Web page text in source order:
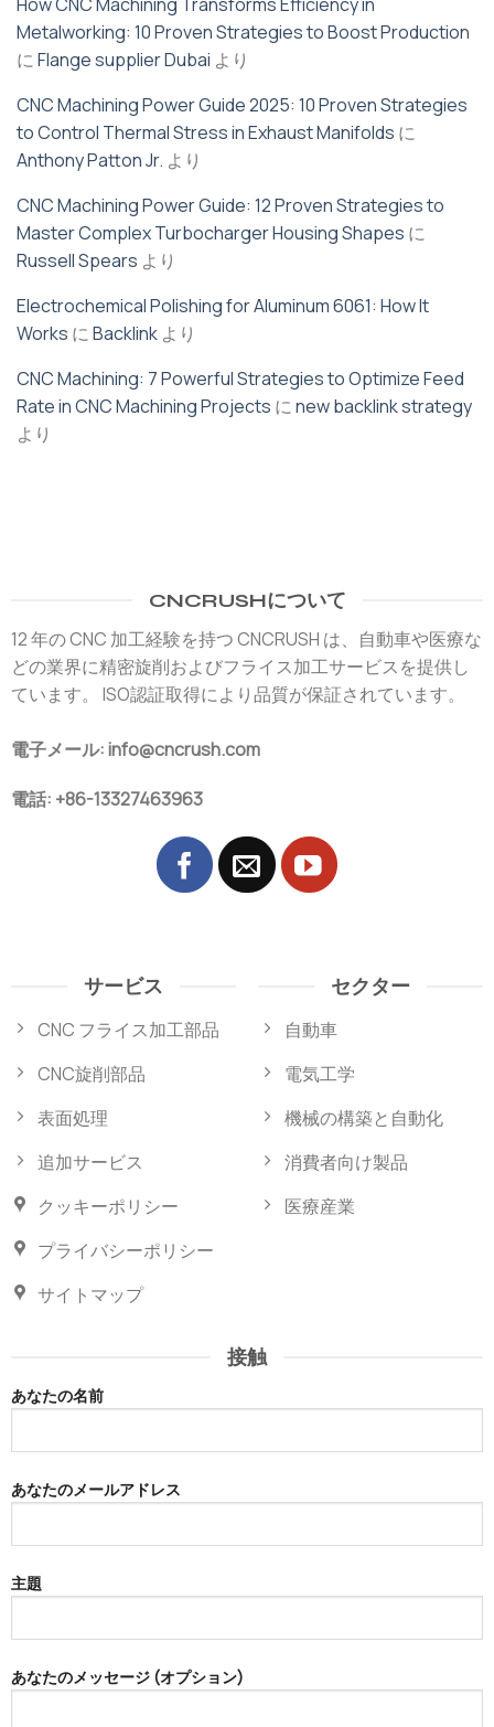
Metalworking: 10 Proven Strategies to Boost Production
にFlange supplier Dubai より
CNC Machining Power Guide 2025: 10 Proven Strategies
to Control Thermal Stress in Exhaust Manifolds に
Anthony Patton Jr. より
CNC Machining Power Guide: 12 Proven Strategies to
Master Complex Turbocharger Housing Shapes に
Russell Spears より
Electrochemical Polishing for Aluminum 6061: How It
Works にBacklink より
CNC Machining: 7 Powerful Strategies to Optimize Feed
Rate in CNC Machining Projects にnew backlink strategy
より
CNCRUSHについて
12 年の CNC 加工経験を持つ CNCRUSH は、自動車や医療な
どの業界に精密旋削およびフライス加工サービスを提供し
ています。 ISO認証取得により品質が保証されています。
電子メール: info@cncrush.com
電話: +86-13327463963
サービス
CNC フライス加工部品
CNC旋削部品
表面処理
追加サービス
クッキーポリシー
プライバシーポリシー
サイトマップ
セクター
自動車
電気工学
機械の構築と自動化
消費者向け製品
医療産業
接触
あなたの名前
あなたのメールアドレス
主題
あなたのメッセージ (オプション)